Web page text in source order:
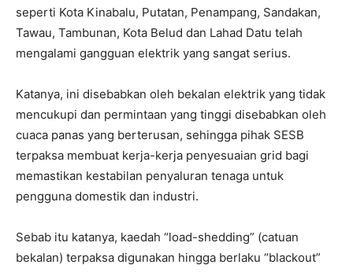
seperti Kota Kinabalu, Putatan, Penampang, Sandakan,
Tawau, Tambunan, Kota Belud dan Lahad Datu telah
mengalami gangguan elektrik yang sangat serius.
Katanya, ini disebabkan oleh bekalan elektrik yang tidak
mencukupi dan permintaan yang tinggi disebabkan oleh
cuaca panas yang berterusan, sehingga pihak SESB
terpaksa membuat kerja-kerja penyesuaian grid bagi
memastikan kestabilan penyaluran tenaga untuk
pengguna domestik dan industri.
Sebab itu katanya, kaedah “load-shedding” (catuan
bekalan) terpaksa digunakan hingga berlaku “blackout”